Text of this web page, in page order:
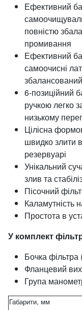
Ефективний
повністю
промивання
Ефективний
самоочисні
6-позиційний
ручкою легко
низькому
Цілісна
швидко злити
резервуарі
Унікальний
злив та
Пісочний
Каламутність
Простота в
У комплект
Бочка
Фланцевий
Група
Габарити, мм